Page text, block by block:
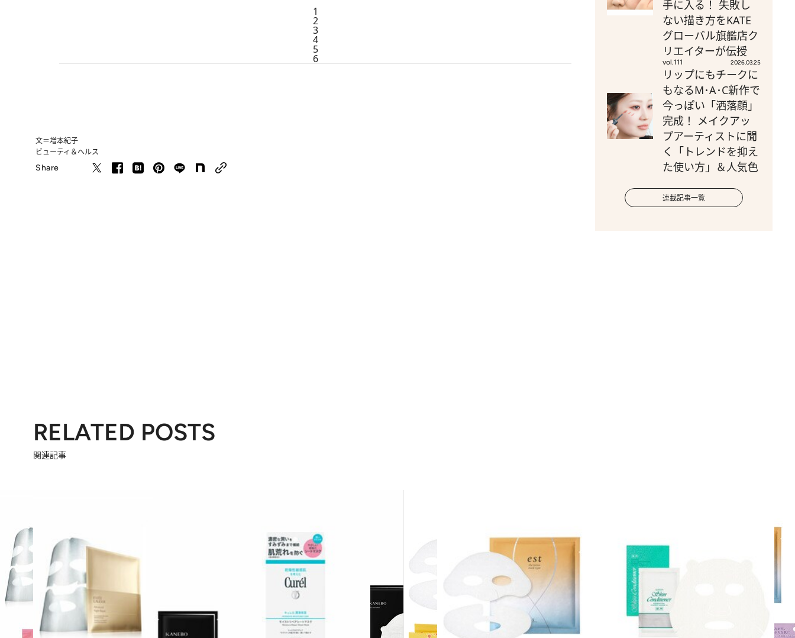
1
2
3
4
5
6
文＝増本紀子
ビューティ＆ヘルス
Share
手に入る！ 失敗し
ない描き方をKATE
グローバル旗艦店ク
リエイターが伝授
vol.111 2026.03.25
リップにもチークに
もなるM･A･C新作で
今っぽい「洒落顔」
完成！ メイクアッ
プアーティストに聞
く「トレンドを抑え
た使い方」＆人気色
連載記事一覧
RELATED POSTS
関連記事